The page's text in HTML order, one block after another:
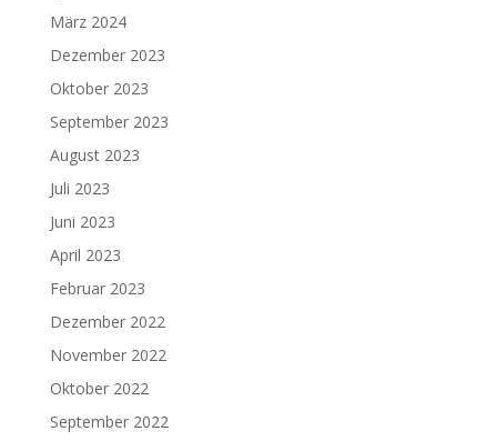
März 2024
Dezember 2023
Oktober 2023
September 2023
August 2023
Juli 2023
Juni 2023
April 2023
Februar 2023
Dezember 2022
November 2022
Oktober 2022
September 2022